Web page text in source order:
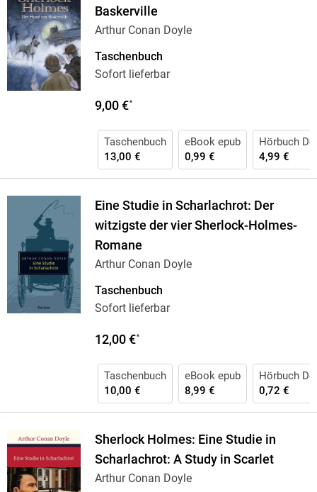
Baskerville
Arthur Conan Doyle
Taschenbuch
Sofort lieferbar
9,00 €*
Taschenbuch
13,00 €
eBook epub
0,99 €
Hörbuch
4,99 €
Eine Studie in Scharlachrot: Der
witzigste der vier Sherlock-Holmes-
Romane
Arthur Conan Doyle
Taschenbuch
Sofort lieferbar
12,00 €*
Taschenbuch
10,00 €
eBook epub
8,99 €
Hörbuch
0,72 €
Sherlock Holmes: Eine Studie in
Scharlachrot: A Study in Scarlet
Arthur Conan Doyle